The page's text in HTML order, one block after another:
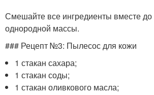
Смешайте все ингредиенты вместе до
однородной массы.
### Рецепт №3: Пылесос для кожи
1 стакан сахара;
1 стакан соды;
1 стакан оливкового масла;